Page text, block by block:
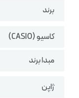
برند
کاسیو (CASIO)
مبدا برند
ژاپن